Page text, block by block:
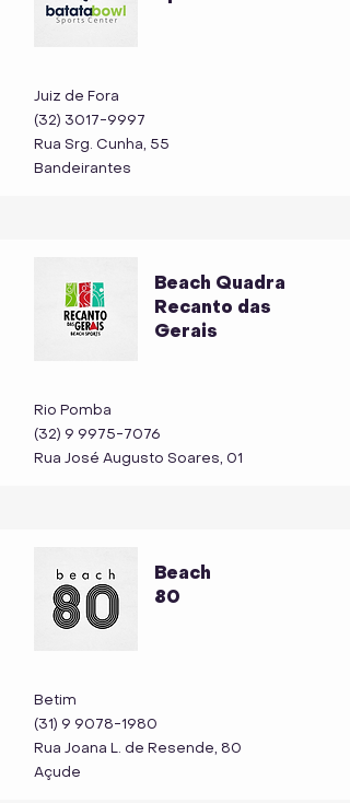
Juiz de Fora
(32) 3017-9997
Rua Srg. Cunha, 55
Bandeirantes
Beach Quadra
Recanto das
Gerais
Rio Pomba
(32) 9 9975-7076
Rua José Augusto Soares, 01
Beach
80
Betim
(31) 9 9078-1980
Rua Joana L. de Resende, 80
Açude